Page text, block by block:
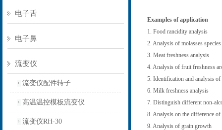
电子舌
电子鼻
流变仪
流变仪配件转子
高温温控模板流变仪
流变仪RH-30
Examples of application
1. Food rancidity analysis
2. Analysis of molasses
3. Meat freshness analysis
4. Analysis of fruit freshness
5. Identification and analysis
6. Milk freshness analysis
7. Distinguish different non-
8. Analysis on the difference
9. Analysis of grain growth